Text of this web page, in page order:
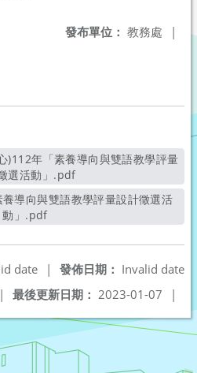
發布單位： 教務處 |
選活動」.pdf另開新視窗
動」.pdf另開新視窗
發佈日期： Invalid date
date
|
最後更新日期： 2023-01-07 |
|